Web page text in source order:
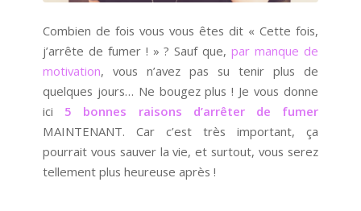
Combien de fois vous vous êtes dit « Cette fois,
j’arrête de fumer ! » ? Sauf que,par manque de
motivation, vous n’avez pas su tenir plus de
quelques jours… Ne bougez plus ! Je vous donne
ici 5 bonnes raisons d’arrêter de fumer
MAINTENANT. Car c’est très important, ça
pourrait vous sauver la vie, et surtout, vous serez
tellement plus heureuse après !